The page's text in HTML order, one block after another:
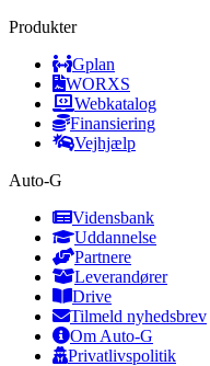
Produkter
Gplan
WORXS
Webkatalog
Finansiering
Vejhjælp
Auto-G
Vidensbank
Uddannelse
Partnere
Leverandører
Drive
Tilmeld nyhedsbrev
Om Auto-G
Privatlivspolitik